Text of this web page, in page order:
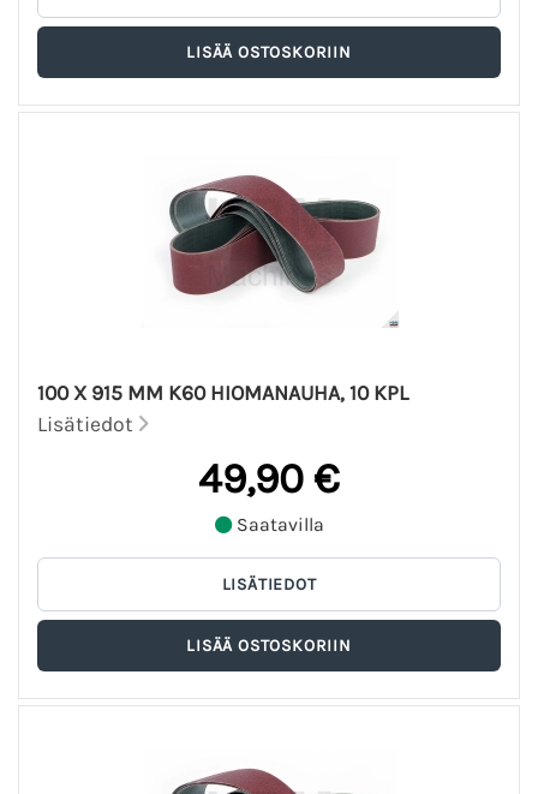
100 X 915 MM K60 HIOMANAUHA, 10 KPL
Lisätiedot
49,90 €
Saatavilla